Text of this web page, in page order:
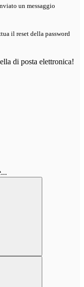
un messaggio
il reset della password
di posta elettronica!